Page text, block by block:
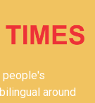
people's
around